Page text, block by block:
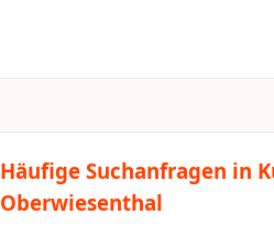
Häufige Suchanfragen in
Oberwiesenthal